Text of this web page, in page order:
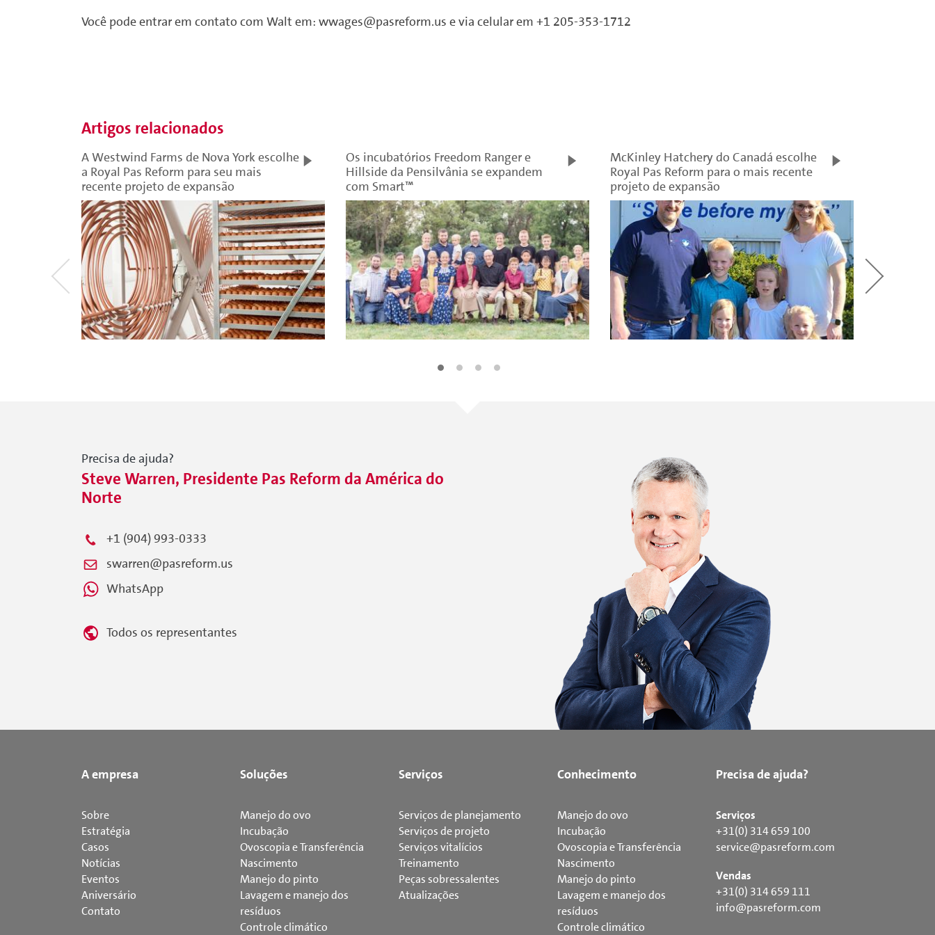
Você pode entrar em contato com Walt em: wwages@pasreform.us e via celular em +1 205-353-1712
Artigos relacionados
A Westwind Farms de Nova York escolhe
a Royal Pas Reform para seu mais
recente projeto de expansão
Os incubatórios Freedom Ranger e
Hillside da Pensilvânia se expandem
com Smart™
McKinley Hatchery do Canadá escolhe
Royal Pas Reform para o mais recente
projeto de expansão
Precisa de ajuda?
Steve Warren, Presidente Pas Reform da América do
Norte
+1 (904) 993-0333
swarren@pasreform.us
WhatsApp
Todos os representantes
A empresa
Sobre
Estratégia
Casos
Notícias
Eventos
Aniversário
Contato
Soluções
Manejo do ovo
Incubação
Ovoscopia e Transferência
Nascimento
Manejo do pinto
Lavagem e manejo dos
resíduos
Controle climático
Serviços
Serviços de planejamento
Serviços de projeto
Serviços vitalícios
Treinamento
Peças sobressalentes
Atualizações
Conhecimento
Manejo do ovo
Incubação
Ovoscopia e Transferência
Nascimento
Manejo do pinto
Lavagem e manejo dos
resíduos
Controle climático
Precisa de ajuda?
Serviços
+31(0) 314 659 100
service@pasreform.com
Vendas
+31(0) 314 659 111
info@pasreform.com